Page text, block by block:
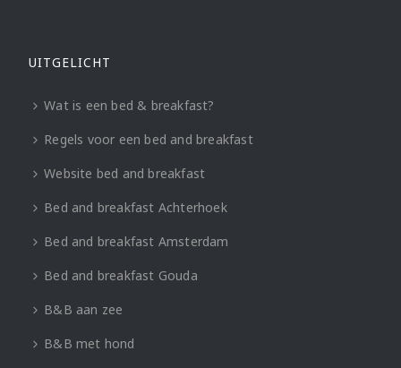
UITGELICHT
Wat is een bed & breakfast?
Regels voor een bed and breakfast
Website bed and breakfast
Bed and breakfast Achterhoek
Bed and breakfast Amsterdam
Bed and breakfast Gouda
B&B aan zee
B&B met hond